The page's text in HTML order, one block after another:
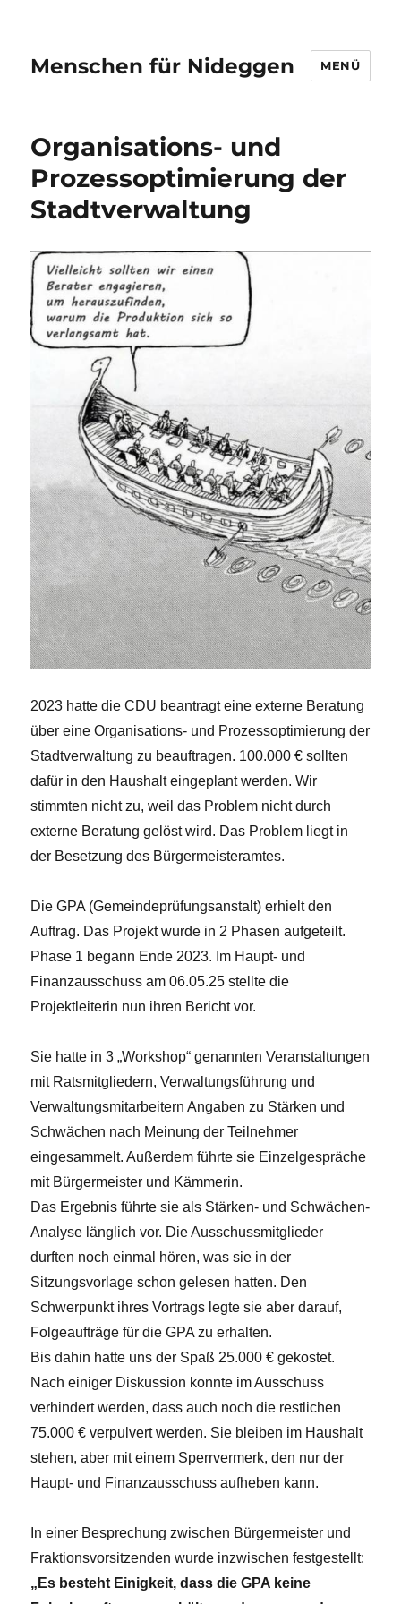
Menschen für Nideggen MENÜ
Organisations- und
Prozessoptimierung der
Stadtverwaltung
2023 hatte die CDU beantragt eine externe Beratung
über eine Organisations- und Prozessoptimierung der
Stadtverwaltung zu beauftragen. 100.000 € sollten
dafür in den Haushalt eingeplant werden. Wir
stimmten nicht zu, weil das Problem nicht durch
externe Beratung gelöst wird. Das Problem liegt in
der Besetzung des Bürgermeisteramtes.
Die GPA (Gemeindeprüfungsanstalt) erhielt den
Auftrag. Das Projekt wurde in 2 Phasen aufgeteilt.
Phase 1 begann Ende 2023. Im Haupt- und
Finanzausschuss am 06.05.25 stellte die
Projektleiterin nun ihren Bericht vor.
Sie hatte in 3 „Workshop“ genannten Veranstaltungen
mit Ratsmitgliedern, Verwaltungsführung und
Verwaltungsmitarbeitern Angaben zu Stärken und
Schwächen nach Meinung der Teilnehmer
eingesammelt. Außerdem führte sie Einzelgespräche
mit Bürgermeister und Kämmerin.
Das Ergebnis führte sie als Stärken- und Schwächen-
Analyse länglich vor. Die Ausschussmitglieder
durften noch einmal hören, was sie in der
Sitzungsvorlage schon gelesen hatten. Den
Schwerpunkt ihres Vortrags legte sie aber darauf,
Folgeaufträge für die GPA zu erhalten.
Bis dahin hatte uns der Spaß 25.000 € gekostet.
Nach einiger Diskussion konnte im Ausschuss
verhindert werden, dass auch noch die restlichen
75.000 € verpulvert werden. Sie bleiben im Haushalt
stehen, aber mit einem Sperrvermerk, den nur der
Haupt- und Finanzausschuss aufheben kann.
In einer Besprechung zwischen Bürgermeister und
Fraktionsvorsitzenden wurde inzwischen festgestellt:
„Es besteht Einigkeit, dass die GPA keine